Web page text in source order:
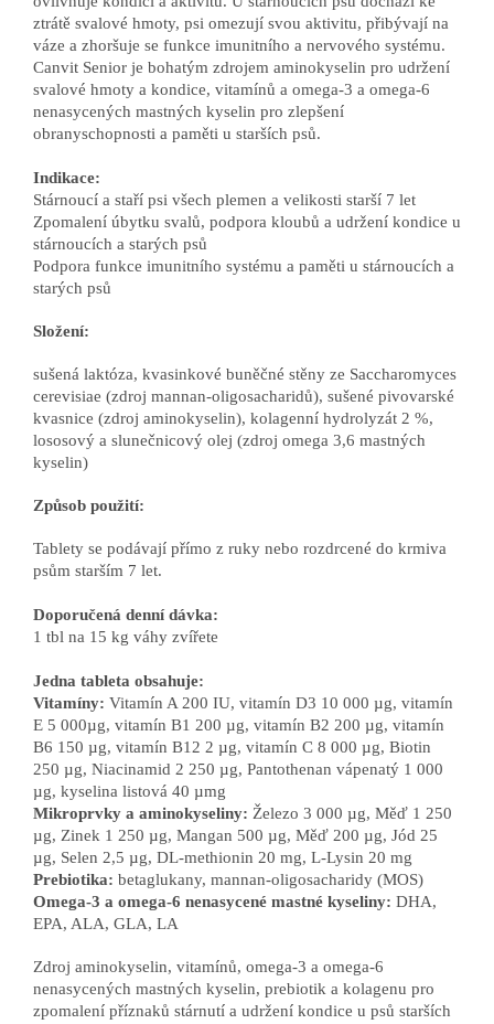
ztrátě svalové hmoty, psi omezují svou aktivitu, přibývají na
váze a zhoršuje se funkce imunitního a nervového systému.
Canvit Senior je bohatým zdrojem aminokyselin pro udržení
svalové hmoty a kondice, vitamínů a omega-3 a omega-6
nenasycených mastných kyselin pro zlepšení
obranyschopnosti a paměti u starších psů.
Indikace:
Stárnoucí a staří psi všech plemen a velikosti starší 7 let
Zpomalení úbytku svalů, podpora kloubů a udržení kondice u
stárnoucích a starých psů
Podpora funkce imunitního systému a paměti u stárnoucích a
starých psů
Složení:
sušená laktóza, kvasinkové buněčné stěny ze Saccharomyces
cerevisiae (zdroj mannan-oligosacharidů), sušené pivovarské
kvasnice (zdroj aminokyselin), kolagenní hydrolyzát 2 %,
lososový a slunečnicový olej (zdroj omega 3,6 mastných
kyselin)
Způsob použití:
Tablety se podávají přímo z ruky nebo rozdrcené do krmiva
psům starším 7 let.
Doporučená denní dávka:
1 tbl na 15 kg váhy zvířete
Jedna tableta obsahuje:
Vitamíny: Vitamín A 200 IU, vitamín D3 10 000 µg, vitamín
E 5 000µg, vitamín B1 200 µg, vitamín B2 200 µg, vitamín
B6 150 µg, vitamín B12 2 µg, vitamín C 8 000 µg, Biotin
250 µg, Niacinamid 2 250 µg, Pantothenan vápenatý 1 000
µg, kyselina listová 40 µmg
Mikroprvky a aminokyseliny: Železo 3 000 µg, Měď 1 250
µg, Zinek 1 250 µg, Mangan 500 µg, Měď 200 µg, Jód 25
µg, Selen 2,5 µg, DL-methionin 20 mg, L-Lysin 20 mg
Prebiotika: betaglukany, mannan-oligosacharidy (MOS)
Omega-3 a omega-6 nenasycené mastné kyseliny: DHA,
EPA, ALA, GLA, LA
Zdroj aminokyselin, vitamínů, omega-3 a omega-6
nenasycených mastných kyselin, prebiotik a kolagenu pro
zpomalení příznaků stárnutí a udržení kondice u psů starších